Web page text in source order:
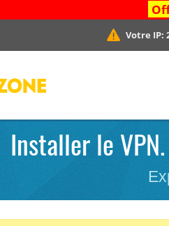
Votre IP:
Installer le